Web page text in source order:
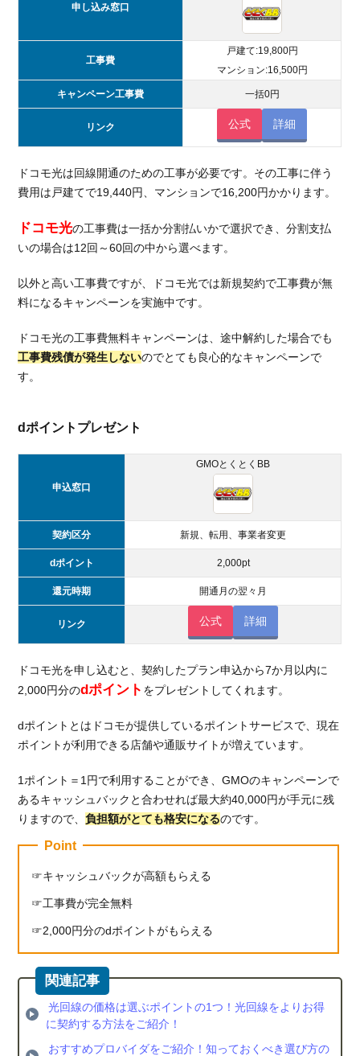
申し込み窓口
工事費
戸建て:19,800円
マンション:16,500円
キャンペーン工事費 一括0円
リンク 公式 詳細
ドコモ光は回線開通のための工事が必要です。その工事に伴う
費用は戸建てで19,440円、マンションで16,200円かかります。
ドコモ光の工事費は一括か分割払いかで選択でき、分割支払
いの場合は12回～60回の中から選べます。
以外と高い工事費ですが、ドコモ光では新規契約で工事費が無
料になるキャンペーンを実施中です。
ドコモ光の工事費無料キャンペーンは、途中解約した場合でも
工事費残債が発生しないのでとても良心的なキャンペーンで
す。
dポイントプレゼント
申込窓口
GMOとくとくBB
契約区分 新規、転用、事業者変更
dポイント 2,000pt
還元時期 開通月の翌々月
リンク 公式 詳細
ドコモ光を申し込むと、契約したプラン申込から7か月以内に
2,000円分のdポイント をプレゼントしてくれます。
dポイントとはドコモが提供しているポイントサービスで、現在
ポイントが利用できる店舗や通販サイトが増えています。
1ポイント＝1円で利用することができ、GMOのキャンペーンで
あるキャッシュバックと合わせれば最大約40,000円が手元に残
りますので、負担額がとても格安になるのです。
Point
キャッシュバックが高額もらえる
工事費が完全無料
2,000円分のdポイントがもらえる
光回線の価格は選ぶポイントの1つ！光回線をよりお得
に契約する方法をご紹介！
おすすめプロバイダをご紹介！知っておくべき選び方の